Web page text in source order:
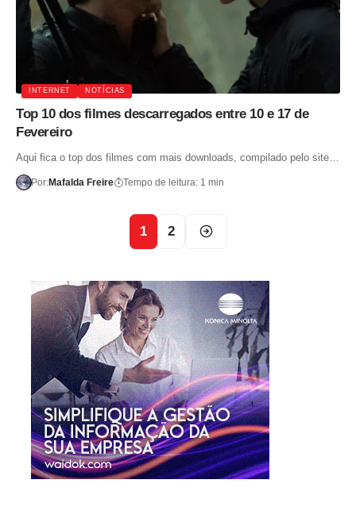
INTERNET NOTÍCIAS
Top 10 dos filmes descarregados entre 10 e 17 de
Fevereiro
Aqui fica o top dos filmes com mais downloads, compilado pelo site…
Por:Mafalda Freire Tempo de leitura: 1 min
1 2